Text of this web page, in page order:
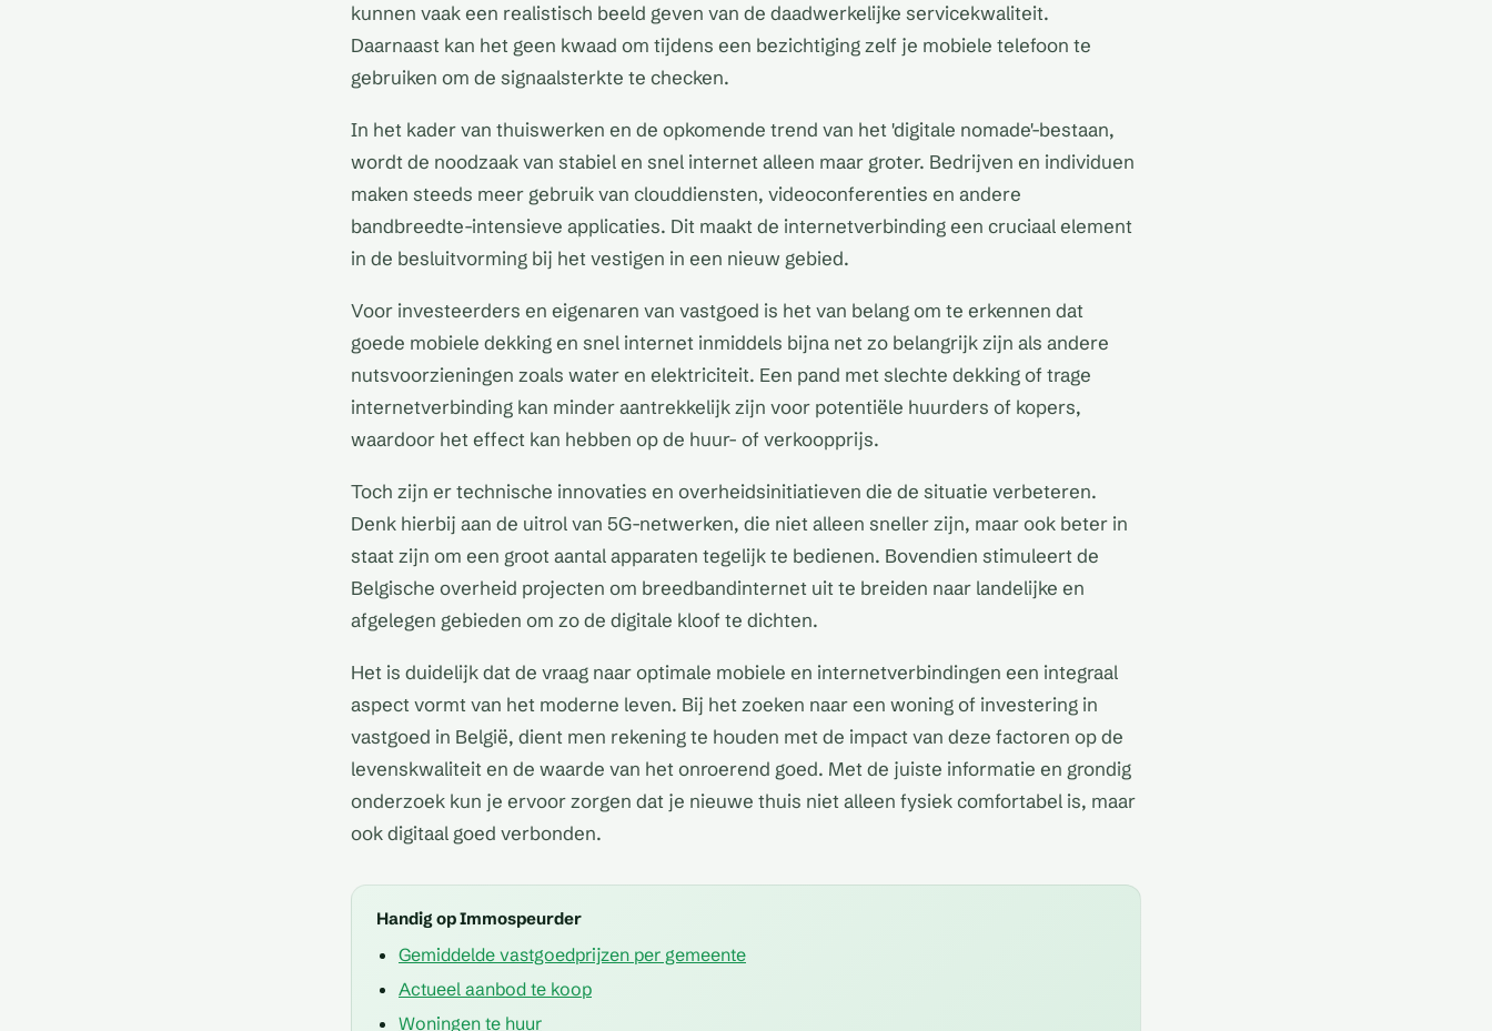
kunnen vaak een realistisch beeld geven van de daadwerkelijke servicekwaliteit.
Daarnaast kan het geen kwaad om tijdens een bezichtiging zelf je mobiele telefoon te
gebruiken om de signaalsterkte te checken.
In het kader van thuiswerken en de opkomende trend van het 'digitale nomade'-bestaan,
wordt de noodzaak van stabiel en snel internet alleen maar groter. Bedrijven en individuen
maken steeds meer gebruik van clouddiensten, videoconferenties en andere
bandbreedte-intensieve applicaties. Dit maakt de internetverbinding een cruciaal element
in de besluitvorming bij het vestigen in een nieuw gebied.
Voor investeerders en eigenaren van vastgoed is het van belang om te erkennen dat
goede mobiele dekking en snel internet inmiddels bijna net zo belangrijk zijn als andere
nutsvoorzieningen zoals water en elektriciteit. Een pand met slechte dekking of trage
internetverbinding kan minder aantrekkelijk zijn voor potentiële huurders of kopers,
waardoor het effect kan hebben op de huur- of verkoopprijs.
Toch zijn er technische innovaties en overheidsinitiatieven die de situatie verbeteren.
Denk hierbij aan de uitrol van 5G-netwerken, die niet alleen sneller zijn, maar ook beter in
staat zijn om een groot aantal apparaten tegelijk te bedienen. Bovendien stimuleert de
Belgische overheid projecten om breedbandinternet uit te breiden naar landelijke en
afgelegen gebieden om zo de digitale kloof te dichten.
Het is duidelijk dat de vraag naar optimale mobiele en internetverbindingen een integraal
aspect vormt van het moderne leven. Bij het zoeken naar een woning of investering in
vastgoed in België, dient men rekening te houden met de impact van deze factoren op de
levenskwaliteit en de waarde van het onroerend goed. Met de juiste informatie en grondig
onderzoek kun je ervoor zorgen dat je nieuwe thuis niet alleen fysiek comfortabel is, maar
ook digitaal goed verbonden.
Handig op Immospeurder
Gemiddelde vastgoedprijzen per gemeente
Actueel aanbod te koop
Woningen te huur